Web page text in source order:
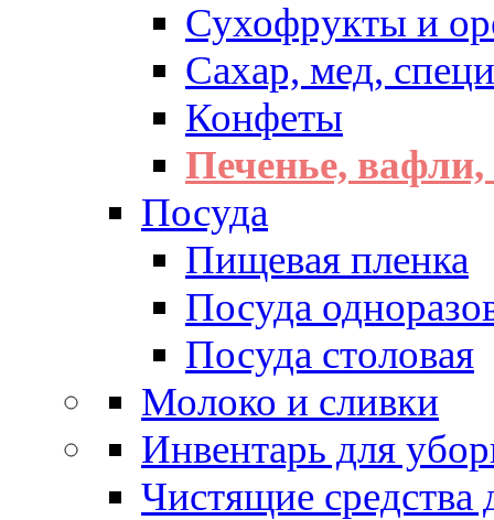
Сухофрукты и
Сахар, мед,
Конфеты
Печенье,
Посуда
Пищевая пленка
Посуда
Посуда столовая
Молоко и сливки
Инвентарь для
Чистящие средства